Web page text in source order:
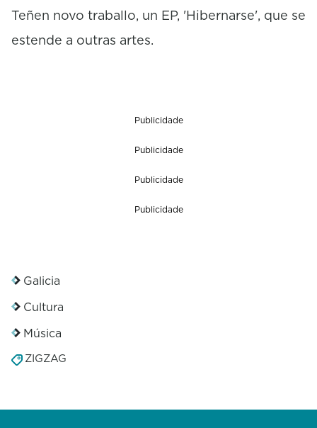
Teñen novo traballo, un EP, 'Hibernarse', que se
estende a outras artes.
Publicidade
Publicidade
Publicidade
Publicidade
Galicia
Cultura
Música
ZIGZAG